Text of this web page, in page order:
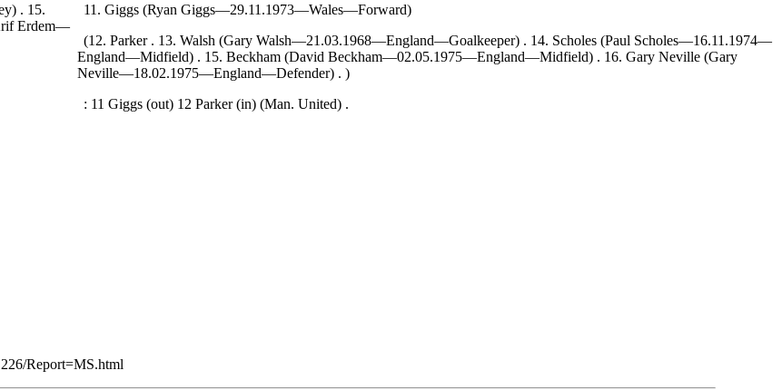
. 15.
Erdem—
11. Giggs (Ryan Giggs—29.11.1973—Wales—Forward)
(12. Parker . 13. Walsh (Gary Walsh—21.03.1968—England—Goalkeeper) . 14. Scholes (Paul Scholes—16.11.1974—
England—Midfield) . 15. Beckham (David Beckham—02.05.1975—England—Midfield) . 16. Gary Neville (Gary
Neville—18.02.1975—England—Defender) . )
: 11 Giggs (out) 12 Parker (in) (Man. United) .
Report=MS.html